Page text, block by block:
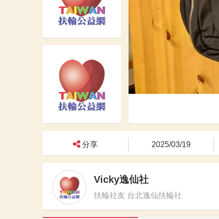
分享 2025/03/19
Vicky逸仙社
扶輪社友 台北逸仙扶輪社